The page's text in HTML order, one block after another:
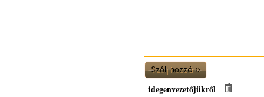
idegenvezetőjükről